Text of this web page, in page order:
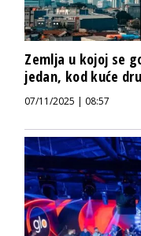
Zemlja u kojoj se
jedan, kod kuće
07/11/2025 | 08:57